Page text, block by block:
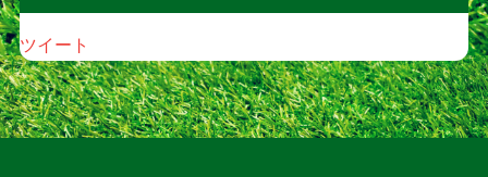
ツイート